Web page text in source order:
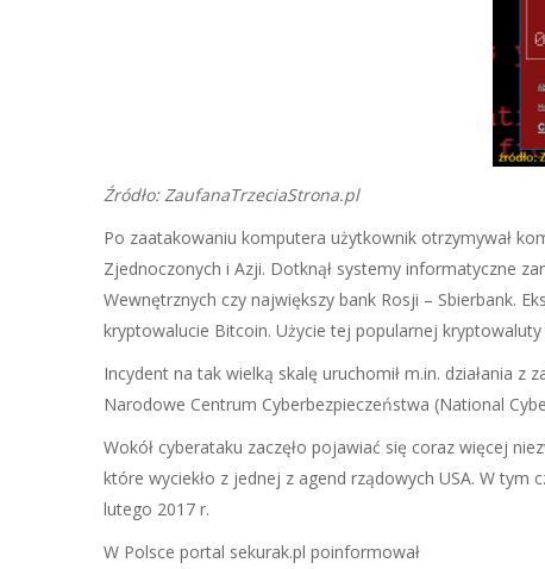
Źródło: ZaufanaTrzeciaStrona.pl
Po zaatakowaniu komputera użytkownik otrzymywał
Zjednoczonych i Azji. Dotknął systemy informatyczne
Wewnętrznych czy największy bank Rosji – Sbierbank.
kryptowalucie Bitcoin. Użycie tej popularnej
Incydent na tak wielką skalę uruchomił m.in. działania
Narodowe Centrum Cyberbezpieczeństwa (National
Wokół cyberataku zaczęło pojawiać się coraz więcej
które wyciekło z jednej z agend rządowych USA. W
lutego 2017 r.
W Polsce portal sekurak.pl poinformował